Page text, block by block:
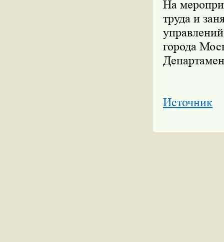
На
труда и
города
Источник